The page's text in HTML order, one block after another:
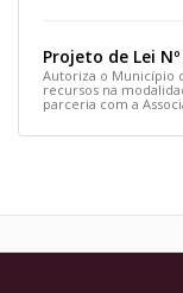
Projeto de Lei
Autoriza o Município
recursos na
parceria com a